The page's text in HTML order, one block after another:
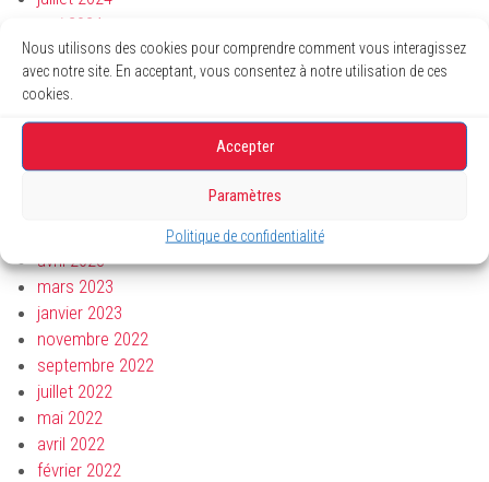
Nous utilisons des cookies pour comprendre comment vous interagissez
avec notre site. En acceptant, vous consentez à notre utilisation de ces
cookies.
Accepter
Paramètres
Politique de confidentialité
mai 2024
avril 2024
mars 2024
janvier 2024
novembre 2023
avril 2023
mars 2023
janvier 2023
novembre 2022
septembre 2022
juillet 2022
mai 2022
avril 2022
février 2022